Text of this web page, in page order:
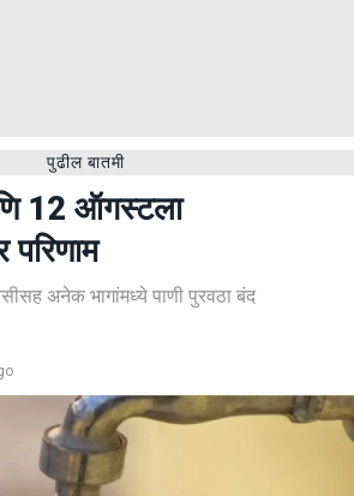
पुढील बातमी
12 ऑगस्टला
परिणाम
अनेक भागांमध्ये पाणी पुरवठा बंद